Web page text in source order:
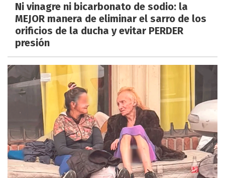
Ni vinagre ni bicarbonato de sodio: la
MEJOR manera de eliminar el sarro de los
orificios de la ducha y evitar PERDER
presión